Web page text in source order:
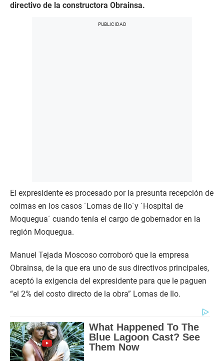
directivo de la constructora Obrainsa.
El expresidente es procesado por la presunta recepción de
coimas en los casos ´Lomas de Ilo´y ´Hospital de
Moquegua´ cuando tenía el cargo de gobernador en la
región Moquegua.
Manuel Tejada Moscoso corroboró que la empresa
Obrainsa, de la que era uno de sus directivos principales,
aceptó la exigencia del expresidente para que le paguen
“el 2% del costo directo de la obra” Lomas de Ilo.